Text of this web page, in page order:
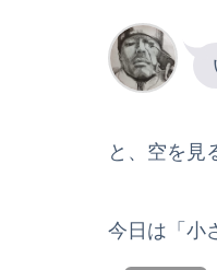
と、空を見
今日は「小